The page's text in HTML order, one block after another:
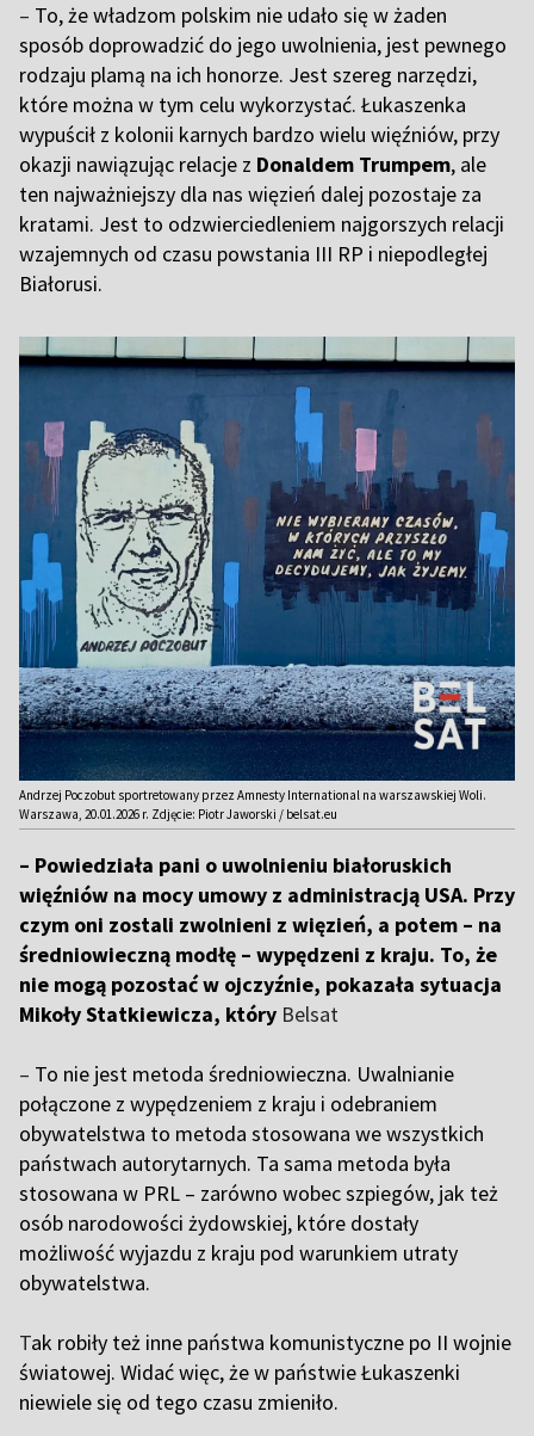
– To, że władzom polskim nie udało się w żaden
sposób doprowadzić do jego uwolnienia, jest pewnego
rodzaju plamą na ich honorze. Jest szereg narzędzi,
które można w tym celu wykorzystać. Łukaszenka
wypuścił z kolonii karnych bardzo wielu więźniów, przy
okazji nawiązując relacje z Donaldem Trumpem, ale
ten najważniejszy dla nas więzień dalej pozostaje za
kratami. Jest to odzwierciedleniem najgorszych relacji
wzajemnych od czasu powstania III RP i niepodległej
Białorusi.
Andrzej Poczobut sportretowany przez Amnesty International na warszawskiej Woli.
Warszawa, 20.01.2026 r. Zdjęcie: Piotr Jaworski / belsat.eu
– Powiedziała pani o uwolnieniu białoruskich
więźniów na mocy umowy z administracją USA. Przy
czym oni zostali zwolnieni z więzień, a potem – na
średniowieczną modłę – wypędzeni z kraju. To, że
nie mogą pozostać w ojczyźnie, pokazała sytuacja
Mikoły Statkiewicza, który Belsat
– To nie jest metoda średniowieczna. Uwalnianie
połączone z wypędzeniem z kraju i odebraniem
obywatelstwa to metoda stosowana we wszystkich
państwach autorytarnych. Ta sama metoda była
stosowana w PRL – zarówno wobec szpiegów, jak też
osób narodowości żydowskiej, które dostały
możliwość wyjazdu z kraju pod warunkiem utraty
obywatelstwa.
Tak robiły też inne państwa komunistyczne po II wojnie
światowej. Widać więc, że w państwie Łukaszenki
niewiele się od tego czasu zmieniło.